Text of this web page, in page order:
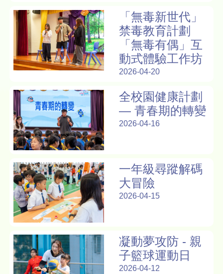
「無毒新世代」
禁毒教育計劃
「無毒有偶」互
動式體驗工作坊
2026-04-20
全校園健康計劃
— 青春期的轉變
2026-04-16
一年級尋蹤解碼
大冒險
2026-04-15
凝動夢攻防 - 親
子籃球運動日
2026-04-12